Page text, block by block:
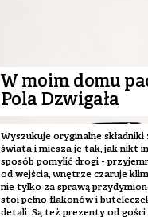
W moim domu
Pola Dzwigała
Wyszukuje oryginalne
świata i miesza je tak, jak nikt
sposób pomylić drogi -
od wejścia, wnętrze czaruje
nie tylko za sprawą
stoi pełno flakonów i
detali. Są też prezenty od